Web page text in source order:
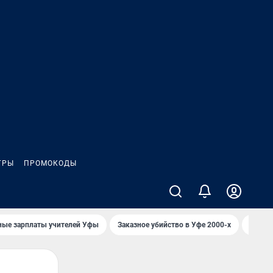
ПРОМОКОДЫ
зарплаты учителей Уфы Заказное убийство в Уфе 2000-х